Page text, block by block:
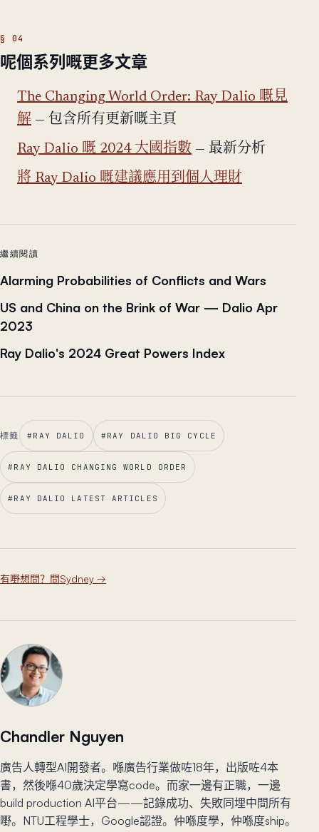
呢個系列嘅更多文章
The Changing World Order: Ray Dalio 嘅見
解 — 包含所有更新嘅主頁
Ray Dalio 嘅 2024 大國指數 — 最新分析
將 Ray Dalio 嘅建議應用到個人理財
繼續閱讀
Alarming Probabilities of Conflicts and Wars
US and China on the Brink of War — Dalio Apr
2023
Ray Dalio's 2024 Great Powers Index
標籤 #RAY DALIO #RAY DALIO BIG CYCLE
#RAY DALIO CHANGING WORLD ORDER
#RAY DALIO LATEST ARTICLES
有嘢想問？問Sydney →
Chandler Nguyen
廣告人轉型AI開發者。喺廣告行業做咗18年，出版咗4本
書，然後喺40歲決定學寫code。而家一邊有正職，一邊
build production AI平台——記錄成功、失敗同埋中間所有
嘢。NTU工程學士，Google認證。仲喺度學，仲喺度ship。